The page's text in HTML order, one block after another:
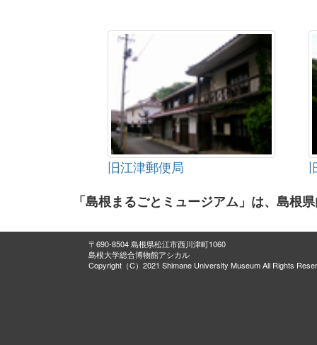
旧江津郵便局
「島根まるごとミュージアム」は、島根
〒690-8504 島根県松江市西川津町1060
島根大学総合博物館アシカル
Copyright（C）2021 Shimane University Museum All Rights